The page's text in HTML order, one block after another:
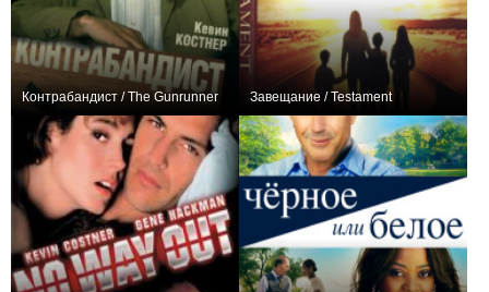
Контрабандист / The Gunrunner Завещание / Testament